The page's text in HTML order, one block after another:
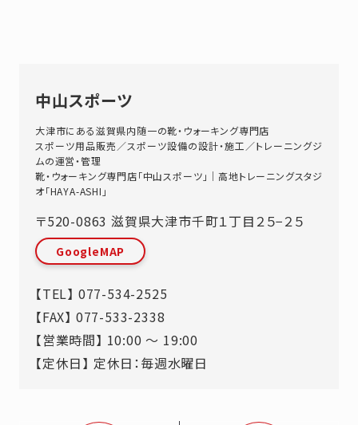
中山スポーツ
大津市にある滋賀県内随一の靴・ウォーキング専門店
スポーツ用品販売／スポーツ設備の設計・施工／トレーニングジ
ムの運営・管理
靴・ウォーキング専門店「中山スポーツ」｜高地トレーニングスタジ
オ「HAYA-ASHI」
〒520-0863 滋賀県大津市千町１丁目２５−２５
GoogleMAP
【TEL】 077-534-2525
【FAX】 077-533-2338
【営業時間】 10:00 ～ 19:00
【定休日】 定休日：毎週水曜日